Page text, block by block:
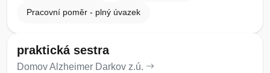
Pracovní poměr - plný úvazek
praktická sestra
Domov Alzheimer Darkov z.ú.